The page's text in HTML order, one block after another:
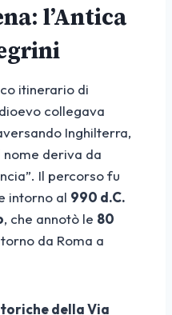
l’Antica
itinerario di
collegava
Inghilterra,
nome deriva da
Il percorso fu
intorno al 990 d.C.
, che annotò le 80
da Roma a
della Via